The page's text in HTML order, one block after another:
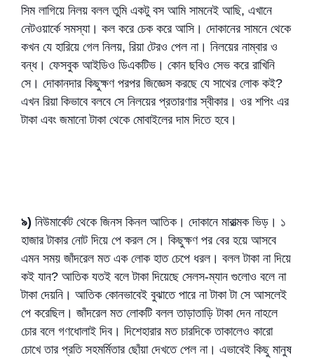
সিম লাগিয়ে নিলয় বলল তুমি একটু বস আমি সামনেই আছি, এখানে
নেটওয়ার্কে সমস্যা। কল করে চেক করে আসি। দোকানের সামনে থেকে
কখন যে হারিয়ে গেল নিলয়, রিয়া টেরও পেল না। নিলয়ের নাম্বার ও
বন্ধ। ফেসবুক আইডিও ডিএকটিভ। কোন ছবিও সেভ করে রাখিনি
সে। দোকানদার কিছুক্ষণ পরপর জিজ্ঞেস করছে যে সাথের লোক কই?
এখন রিয়া কিভাবে বলবে সে নিলয়ের প্রতারণার স্বীকার। ওর শপিং এর
টাকা এবং জমানো টাকা থেকে মোবাইলের দাম দিতে হবে।
৯) নিউমার্কেট থেকে জিনস কিনল আতিক। দোকানে মারাত্মক ভিড়। ১
হাজার টাকার নোট দিয়ে পে করল সে। কিছুক্ষণ পর বের হয়ে আসবে
এমন সময় জাঁদরেল মত এক লোক হাত চেপে ধরল। বলল টাকা না দিয়ে
কই যান? আতিক যতই বলে টাকা দিয়েছে সেলস-ম্যান গুলোও বলে না
টাকা দেয়নি। আতিক কোনভাবেই বুঝাতে পারে না টাকা টা সে আসলেই
পে করেছিল। জাঁদরেল মত লোকটি বলল তাড়াতাড়ি টাকা দেন নাহলে
চোর বলে গণধোলাই দিব। দিশেহারার মত চারদিকে তাকালেও কারো
চোখে তার প্রতি সহমর্মিতার ছোঁয়া দেখতে পেল না। এভাবেই কিছু মানুষ